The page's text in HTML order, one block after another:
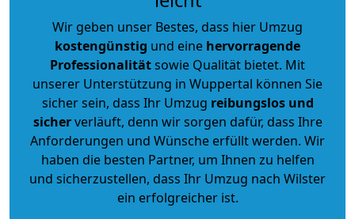
Wir geben unser Bestes, dass hier Umzug
kostengünstig und eine hervorragende
Professionalitätsowie Qualität bietet. Mit
unserer Unterstützung in Wuppertal können Sie
sicher sein, dass Ihr Umzug reibungslos und
sicherverläuft, denn wir sorgen dafür, dass Ihre
Anforderungen und Wünsche erfüllt werden. Wir
haben die besten Partner, um Ihnen zu helfen
und sicherzustellen, dass Ihr Umzug nach Wilster
ein erfolgreicher ist.